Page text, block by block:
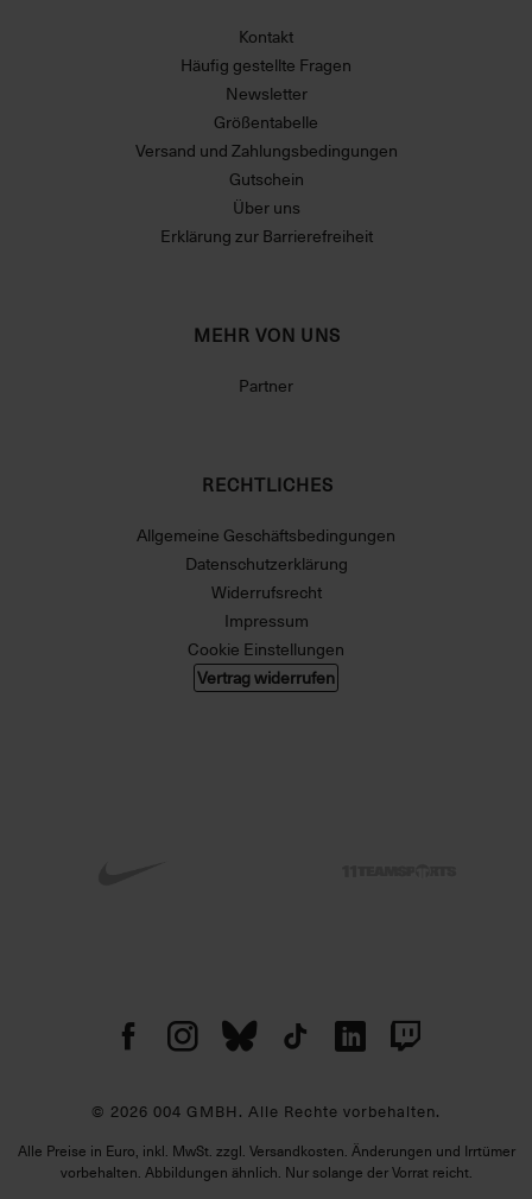
Kontakt
Häufig gestellte Fragen
Newsletter
Größentabelle
Versand und Zahlungsbedingungen
Gutschein
Über uns
Erklärung zur Barrierefreiheit
MEHR VON UNS
Partner
RECHTLICHES
Allgemeine Geschäftsbedingungen
Datenschutzerklärung
Widerrufsrecht
Impressum
Cookie Einstellungen
Vertrag widerrufen
© 2026 004 GMBH. Alle Rechte vorbehalten.
Alle Preise in Euro, inkl. MwSt. zzgl. Versandkosten. Änderungen und Irrtümer
vorbehalten. Abbildungen ähnlich. Nur solange der Vorrat reicht.